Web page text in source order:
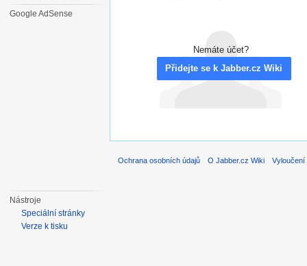
Nemáte účet?
Přidejte se k Jabber.cz Wiki
Google AdSense
Nástroje
Speciální stránky
Verze k tisku
Ochrana osobních údajů O Jabber.cz Wiki Vyloučení